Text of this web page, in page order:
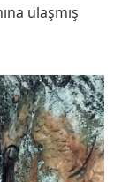
ulaşmış